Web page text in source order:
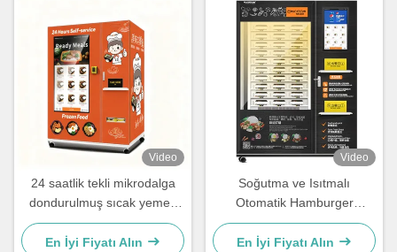
Video
24 saatlik tekli mikrodalga
dondurulmuş sıcak yemek
otomatı, 49 inç geniş ekran
ve Sdk fonksiyonu ile
En İyi Fiyatı Alın
Video
Soğutma ve Isıtmalı
Otomatik Hamburger
Otomatı
En İyi Fiyatı Alın